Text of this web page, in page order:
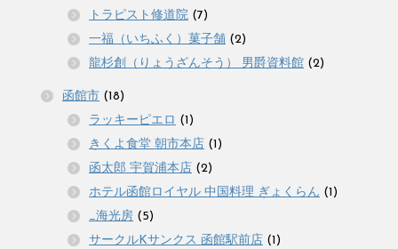
トラピスト修道院 (7)
一福（いちふく）菓子舗 (2)
龍杉創（りょうざんそう） 男爵資料館 (2)
函館市 (18)
ラッキーピエロ (1)
きくよ食堂 朝市本店 (1)
函太郎 宇賀浦本店 (2)
ホテル函館ロイヤル 中国料理 ぎょくらん (1)
_海光房 (5)
サークルKサンクス 函館駅前店 (1)